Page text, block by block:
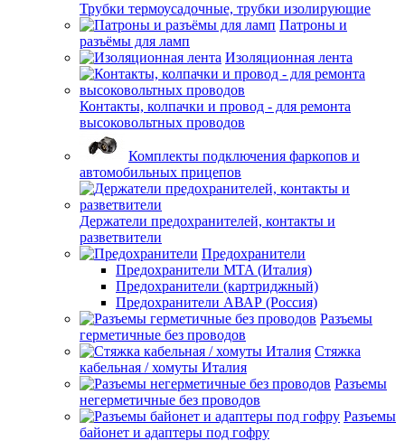
Трубки термоусадочные, трубки изолирующие
Патроны и
разъёмы для ламп
Изоляционная лента
Контакты, колпачки и провод - для ремонта
высоковольтных проводов
Комплекты подключения фаркопов и
автомобильных прицепов
Держатели предохранителей, контакты и
разветвители
Предохранители
Предохранители MTA (Италия)
Предохранители (картриджный)
Предохранители АВАР (Россия)
Разъемы
герметичные без проводов
Стяжка
кабельная / хомуты Италия
Разъемы
негерметичные без проводов
Разъемы
байонет и адаптеры под гофру